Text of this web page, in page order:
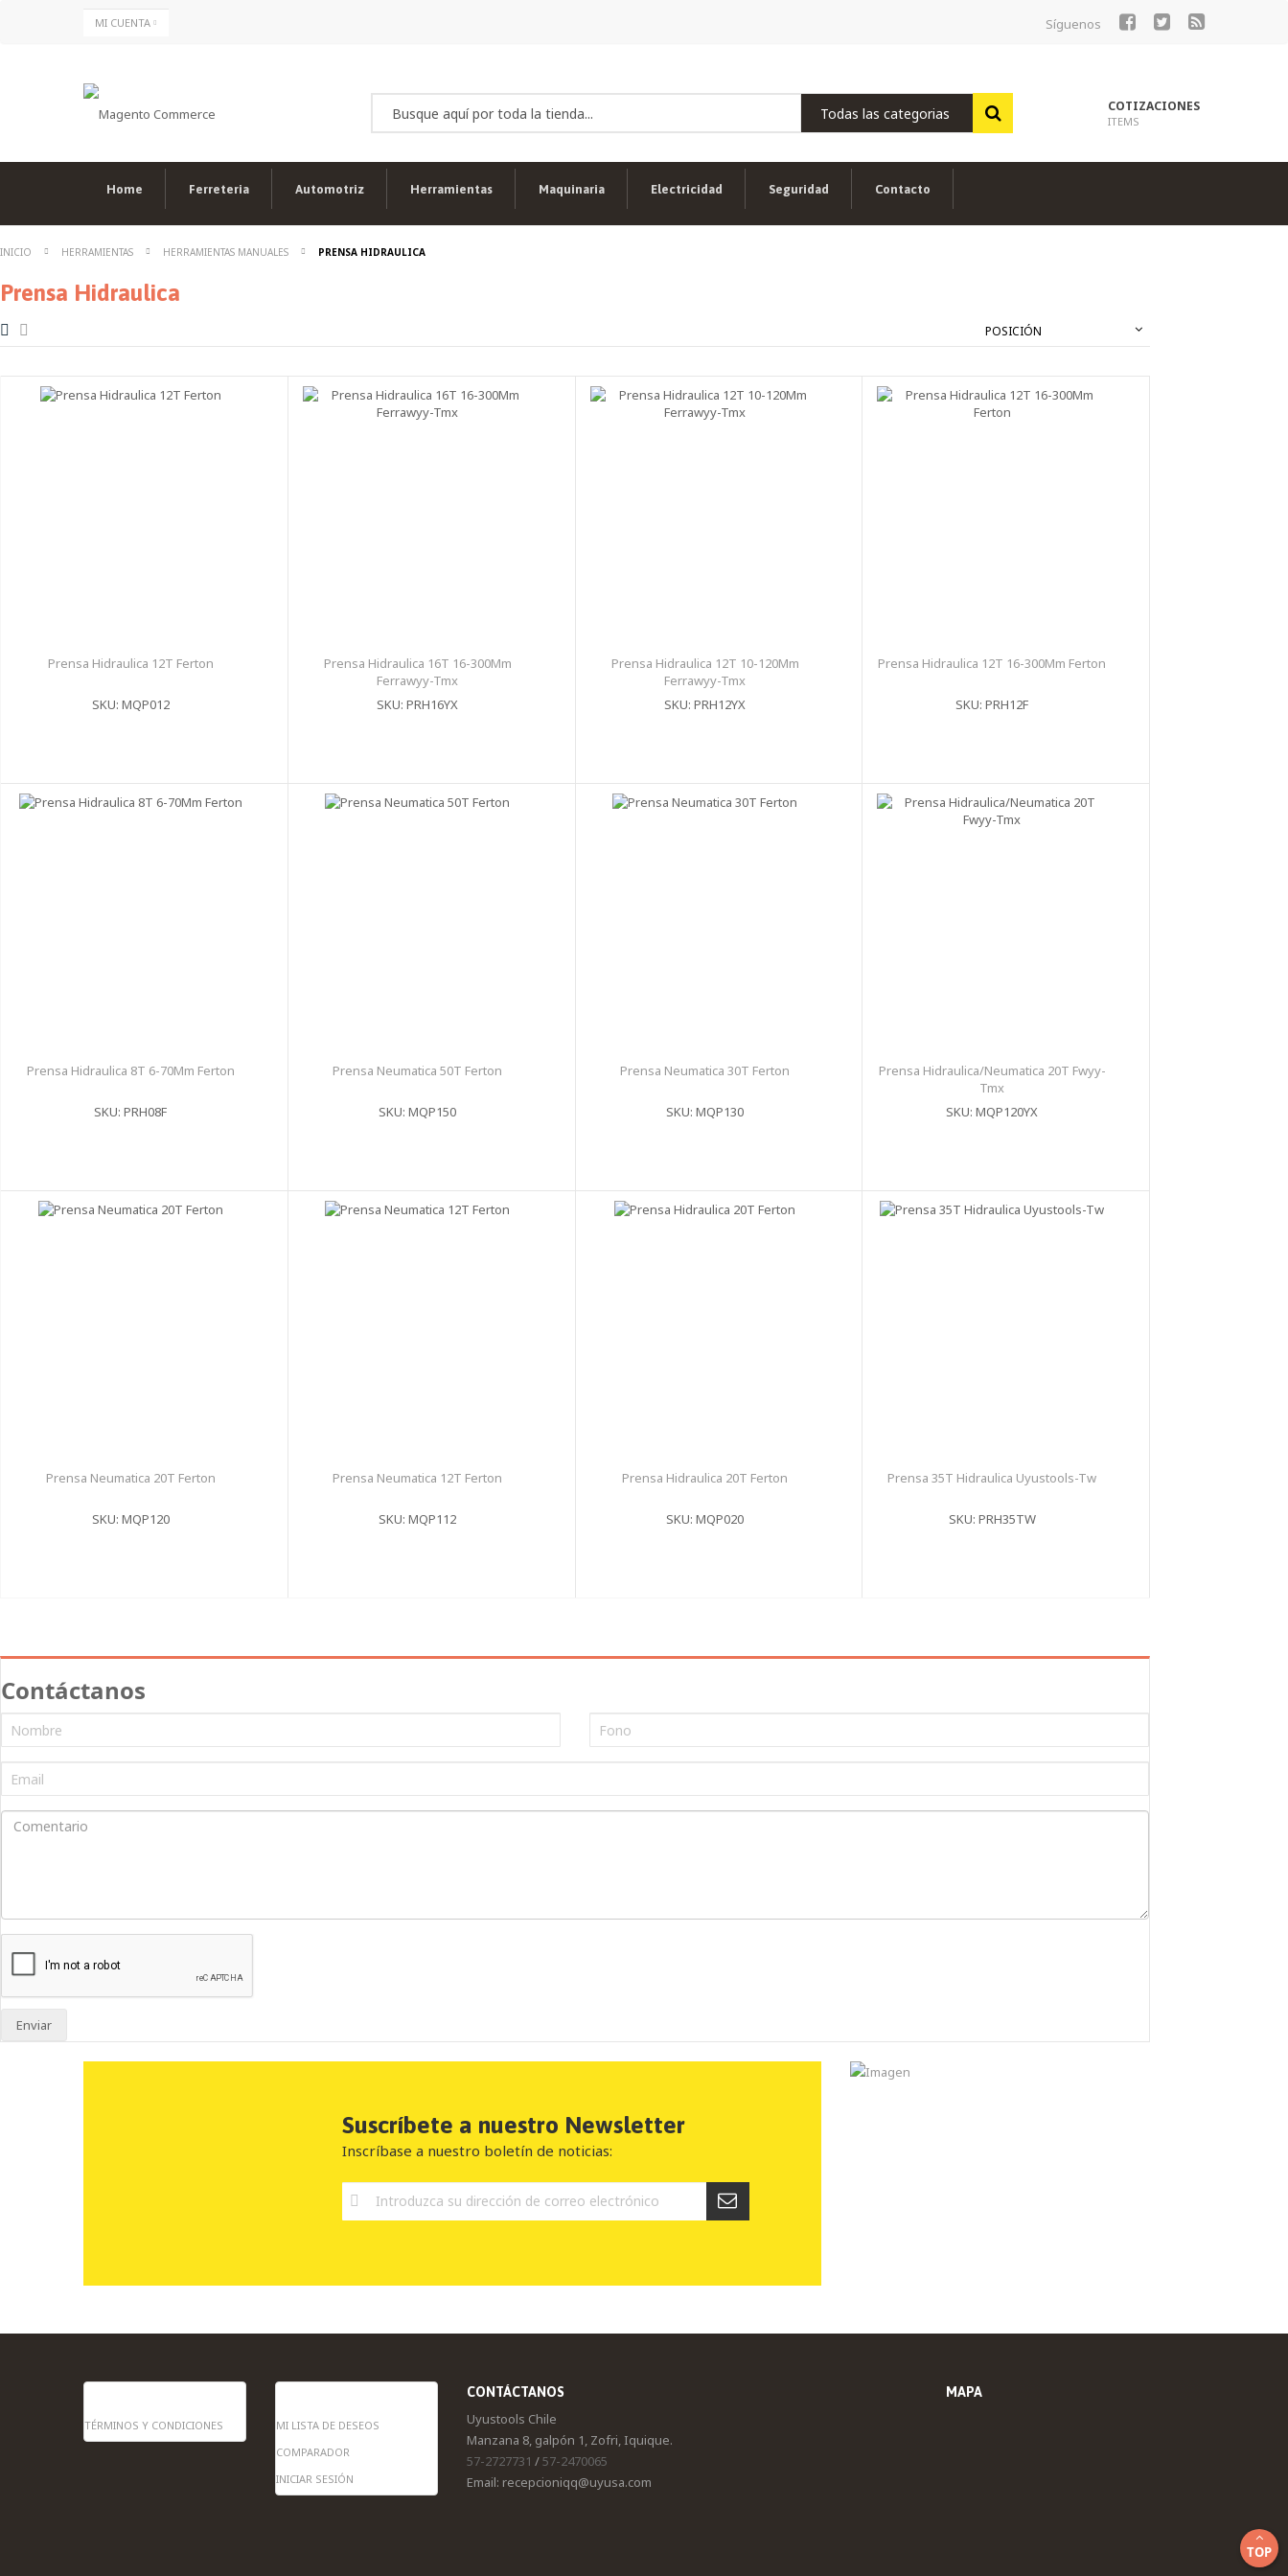
Ir
MI CUENTA
Síguenos
COTIZACIONES
ITEMS
Home Ferreteria Automotriz Herramientas Maquinaria Electricidad Seguridad Contacto
INICIO HERRAMIENTAS HERRAMIENTAS MANUALES PRENSA HIDRAULICA
Prensa Hidraulica
Prensa Hidraulica 12T Ferton
SKU: MQP012
Prensa Hidraulica 16T 16-300Mm
Ferrawyy-Tmx
SKU: PRH16YX
Prensa Hidraulica 12T 10-120Mm
Ferrawyy-Tmx
SKU: PRH12YX
Prensa Hidraulica 12T 16-300Mm Ferton
SKU: PRH12F
Prensa Hidraulica 8T 6-70Mm Ferton
SKU: PRH08F
Prensa Neumatica 50T Ferton
SKU: MQP150
Prensa Neumatica 30T Ferton
SKU: MQP130
Prensa Hidraulica/Neumatica 20T Fwyy-
Tmx
SKU: MQP120YX
Prensa Neumatica 20T Ferton
SKU: MQP120
Prensa Neumatica 12T Ferton
SKU: MQP112
Prensa Hidraulica 20T Ferton
SKU: MQP020
Prensa 35T Hidraulica Uyustools-Tw
SKU: PRH35TW
Contáctanos
Enviar
Suscríbete a nuestro Newsletter
Inscríbase a nuestro boletín de noticias:
TÉRMINOS Y CONDICIONES
MI LISTA DE DESEOS
COMPARADOR
INICIAR SESIÓN
CONTÁCTANOS
Uyustools Chile
Manzana 8, galpón 1, Zofri, Iquique.
57-2727731 /57-2470065
Email: recepcioniqq@uyusa.com
MAPA
TOP